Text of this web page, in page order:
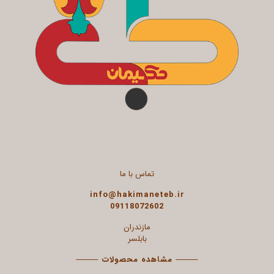
تماس با ما
info@hakimaneteb.ir
09118072602
مازندران
بابلسر
⸻ مشاهده محصولات ⸻